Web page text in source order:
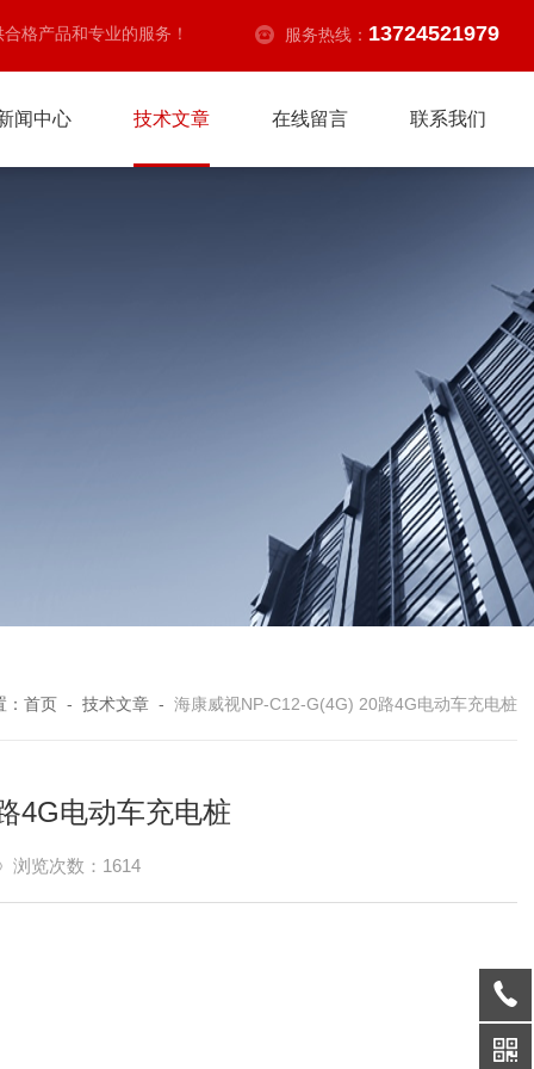
格产品和专业的服务！ 服务热线： 13724521979
闻中心 技术文章 在线留言 联系我们
首页 - 技术文章 - 海康威视NP-C12-G(4G) 20路4G电动车充电桩
4G电动车充电桩
浏览次数：1614